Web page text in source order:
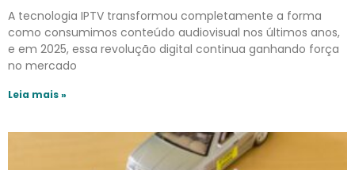
A tecnologia IPTV transformou completamente a forma
como consumimos conteúdo audiovisual nos últimos anos,
e em 2025, essa revolução digital continua ganhando força
no mercado
Leia mais »